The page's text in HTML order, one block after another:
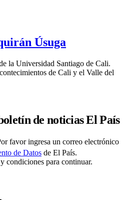
Úsuga
la Universidad Santiago de Cali.
de Cali y el Valle del
de noticias El País
favor ingresa un correo electrónico
de Datos de El País.
condiciones para continuar.